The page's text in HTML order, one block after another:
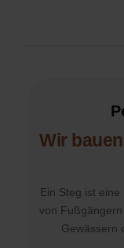
Wir
Ein Steg ist
von Fußgängern
Gewässern